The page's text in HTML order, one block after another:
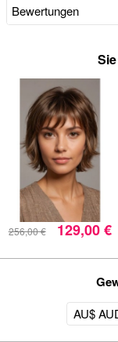
Bewertungen
256,00 € 129,00 €
AU$